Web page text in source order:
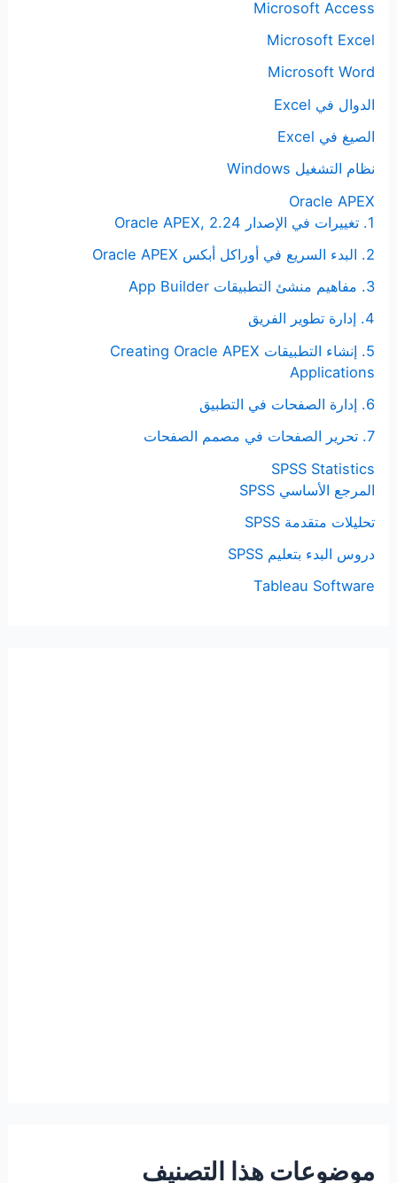
Microsoft Access
Microsoft Excel
Microsoft Word
الدوال في Excel
الصيغ في Excel
نظام التشغيل Windows
Oracle APEX
1. تغييرات في الإصدار Oracle APEX, 2.24
2. البدء السريع في أوراكل أبكس Oracle APEX
3. مفاهيم منشئ التطبيقات App Builder
4. إدارة تطوير الفريق
5. إنشاء التطبيقات Creating Oracle APEX
Applications
6. إدارة الصفحات في التطبيق
7. تحرير الصفحات في مصمم الصفحات
SPSS Statistics
المرجع الأساسي SPSS
تحليلات متقدمة SPSS
دروس البدء بتعليم SPSS
Tableau Software
موضوعات هذا التصنيف